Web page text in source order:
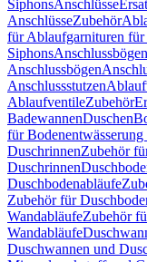
SiphonsAnschlüsse
AnschlüsseZubehör
für Ablaufgarnituren für
SiphonsAnschlussbögen
Anschlussbögen
Anschlussstutzen
AblaufventileZubehör
BadewannenDuschen
für
DuschrinnenZubehör
Duschrinnen
Duschbodenabläufe
Zubehör für
WandabläufeZubehör
Wandabläufe
Duschwannen und